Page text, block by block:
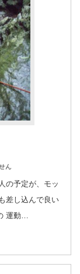
ん
の予定が、モッ
差し込んで良い
運動…